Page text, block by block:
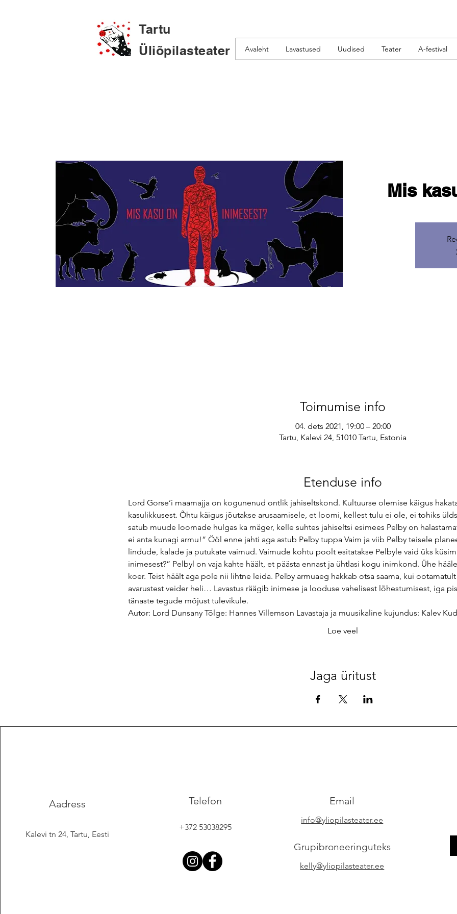
Tartu
Üliõpilasteater
Avaleht Lavastused Uudised Teater A-festival
Mis
Toimumise info
04. dets 2021, 19:00 – 20:00
Tartu, Kalevi 24, 51010 Tartu, Estonia
Etenduse info
Lord Gorse’i maamajja on kogunenud ontlik jahiseltskond. Kultuurse olemise käigus
kasulikkusest. Õhtu käigus jõutakse arusaamisele, et loomi, kellest tulu ei ole, ei tohiks
satub muude loomade hulgas ka mäger, kelle suhtes jahiseltsi esimees Pelby on
ei anta kunagi armu!” Ööl enne jahti aga astub Pelby tuppa Vaim ja viib Pelby teisele
lindude, kalade ja putukate vaimud. Vaimude kohtu poolt esitatakse Pelbyle vaid üks
inimesest?” Pelbyl on vaja kahte häält, et päästa ennast ja ühtlasi kogu inimkond. Ühe
koer. Teist häält aga pole nii lihtne leida. Pelby armuaeg hakkab otsa saama, kui
avarustest veider heli… Lavastus räägib inimese ja looduse vahelisest lõhestumisest, iga
tänaste tegude mõjust tulevikule.
Autor: Lord Dunsany Tõlge: Hannes Villemson Lavastaja ja muusikaline kujundus: Kalev
Loe veel
Jaga üritust
Aadress
Kalevi tn 24, Tartu, Eesti
Telefon
+372 53038295
Email
info@yliopilasteater.ee
Grupibroneeringuteks
kelly@yliopilasteater.ee